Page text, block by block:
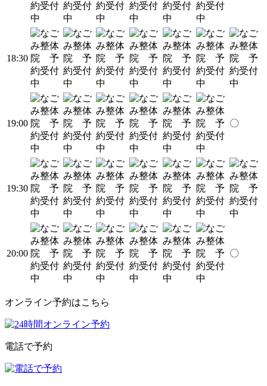
18:30
19:00 〇
19:30
20:00 〇
オンライン予約はこちら
電話で予約